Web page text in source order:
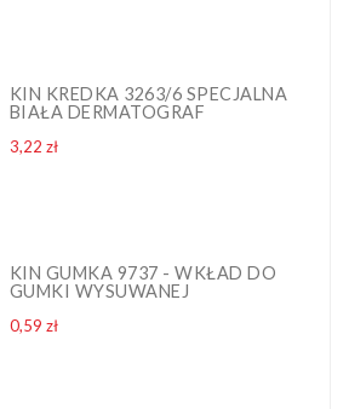
KIN KREDKA 3263/6 SPECJALNA
BIAŁA DERMATOGRAF
3,22 złCena
KIN GUMKA 9737 - WKŁAD DO
GUMKI WYSUWANEJ
0,59 złCena